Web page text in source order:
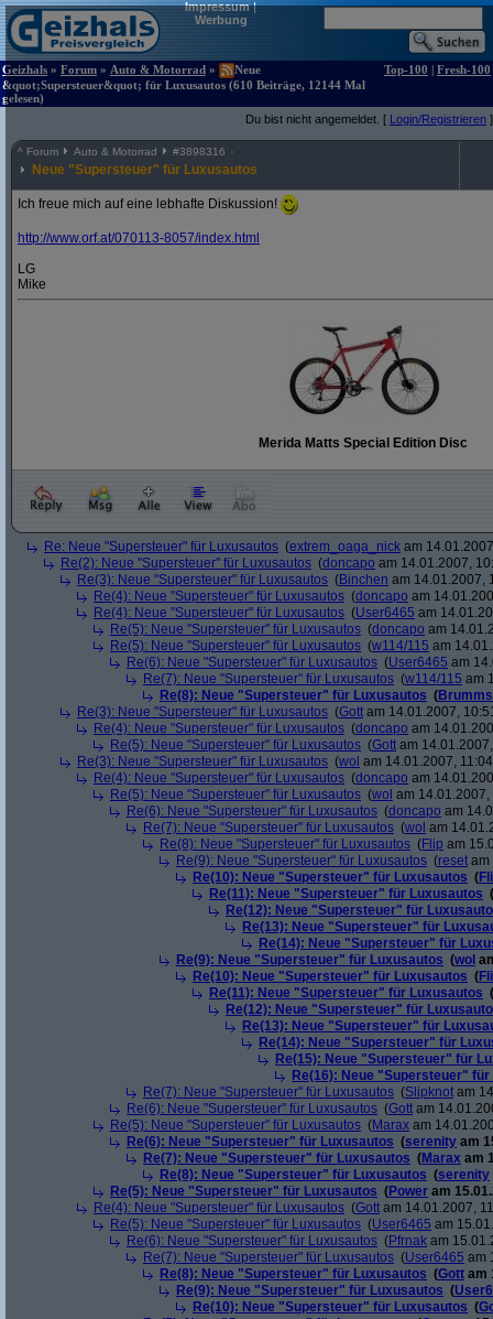
Impressum|
Werbung
Geizhals » Forum » Auto & Motorrad »
Neue
&quot;Supersteuer&quot; für Luxusautos (610 Beiträge, 12144 Mal
gelesen)
Top-100 | Fresh-100
Du bist nicht angemeldet. [ Login/Registrieren ]
^ Forum Auto & Motorrad #3898316
Neue "Supersteuer" für Luxusautos
Ich freue mich auf eine lebhafte Diskussion!
http://www.orf.at/070113-8057/index.html
LG
Mike
Merida Matts Special Edition Disc
Re: Neue "Supersteuer" für Luxusautos (extrem_oaga_nick am
Re(2): Neue "Supersteuer" für Luxusautos (doncapo am 14.01.2007,
Re(3): Neue "Supersteuer" für Luxusautos (Binchen am 14.01.2007,
Re(4): Neue "Supersteuer" für Luxusautos (doncapo am
Re(4): Neue "Supersteuer" für Luxusautos (User6465 am
Re(5): Neue "Supersteuer" für Luxusautos (doncapo am
Re(5): Neue "Supersteuer" für Luxusautos (w114/115 am
Re(6): Neue "Supersteuer" für Luxusautos (User6465 am
Re(7): Neue "Supersteuer" für Luxusautos (w114/115 am
Re(8): Neue "Supersteuer" für Luxusautos (
Re(3): Neue "Supersteuer" für Luxusautos (Gott am 14.01.2007,
Re(4): Neue "Supersteuer" für Luxusautos (doncapo am
Re(5): Neue "Supersteuer" für Luxusautos (Gott am
Re(3): Neue "Supersteuer" für Luxusautos (wol am 14.01.2007,
Re(4): Neue "Supersteuer" für Luxusautos (doncapo am
Re(5): Neue "Supersteuer" für Luxusautos (wol am 14.01.2007,
Re(6): Neue "Supersteuer" für Luxusautos (doncapo am
Re(7): Neue "Supersteuer" für Luxusautos (wol am
Re(8): Neue "Supersteuer" für Luxusautos (Flip am
Re(9): Neue "Supersteuer" für Luxusautos (reset am
Re(10): Neue "Supersteuer" für Luxusautos (
Re(11): Neue "Supersteuer" für Luxusautos (
Re(12): Neue "Supersteuer" für
Re(13): Neue "Supersteuer" für
Re(14): Neue "Supersteuer" für
Re(9): Neue "Supersteuer" für Luxusautos (wol
Re(10): Neue "Supersteuer" für Luxusautos (
Re(11): Neue "Supersteuer" für Luxusautos (
Re(12): Neue "Supersteuer" für
Re(13): Neue "Supersteuer" für
Re(14): Neue "Supersteuer" für
Re(15): Neue "Supersteuer" für
Re(16): Neue "Supersteuer"
Re(7): Neue "Supersteuer" für Luxusautos (Slipknot am
Re(6): Neue "Supersteuer" für Luxusautos (Gott am
Re(5): Neue "Supersteuer" für Luxusautos (Marax am
Re(6): Neue "Supersteuer" für Luxusautos (serenity am
Re(7): Neue "Supersteuer" für Luxusautos (Marax am
Re(8): Neue "Supersteuer" für Luxusautos (serenity
Re(5): Neue "Supersteuer" für Luxusautos (Power am
Re(4): Neue "Supersteuer" für Luxusautos (Gott am 14.01.2007,
Re(5): Neue "Supersteuer" für Luxusautos (User6465 am
Re(6): Neue "Supersteuer" für Luxusautos (Pfrnak am
Re(7): Neue "Supersteuer" für Luxusautos (User6465 am
Re(8): Neue "Supersteuer" für Luxusautos (Gott am
Re(9): Neue "Supersteuer" für Luxusautos (
Re(10): Neue "Supersteuer" für Luxusautos (